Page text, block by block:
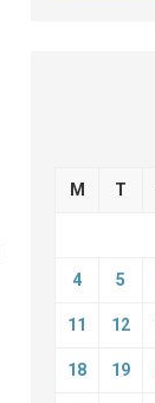
M T
4 5
11 12
18 19